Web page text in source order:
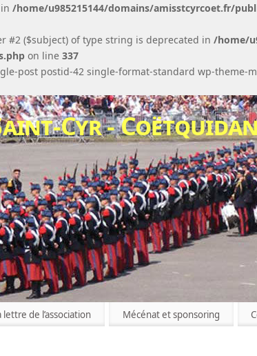
/home/u985215144/domains/amisstcyrcoet.fr/
#2 ($subject) of type string is deprecated in /home/
on line 337
post postid-42 single-format-standard wp-
Cyr -
lettre de l’association Mécénat et sponsoring